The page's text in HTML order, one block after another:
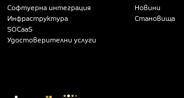
Софтуерна интеграция
Инфраструктура
SOCaaS
Удостоверителни услуги
Новини
Становища